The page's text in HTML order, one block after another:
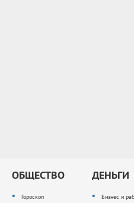
ОБЩЕСТВО
Гороскоп
ДЕНЬГИ
Бизнес и